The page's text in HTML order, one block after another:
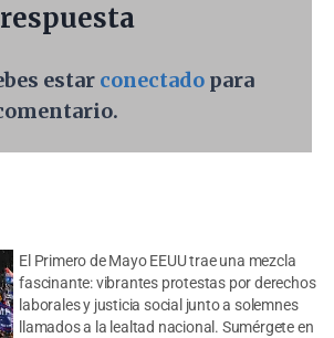
estar conectado para
El Primero de Mayo EEUU trae una mezcla
fascinante: vibrantes protestas por derechos
laborales y justicia social junto a solemnes
llamados a la lealtad nacional. Sumérgete en